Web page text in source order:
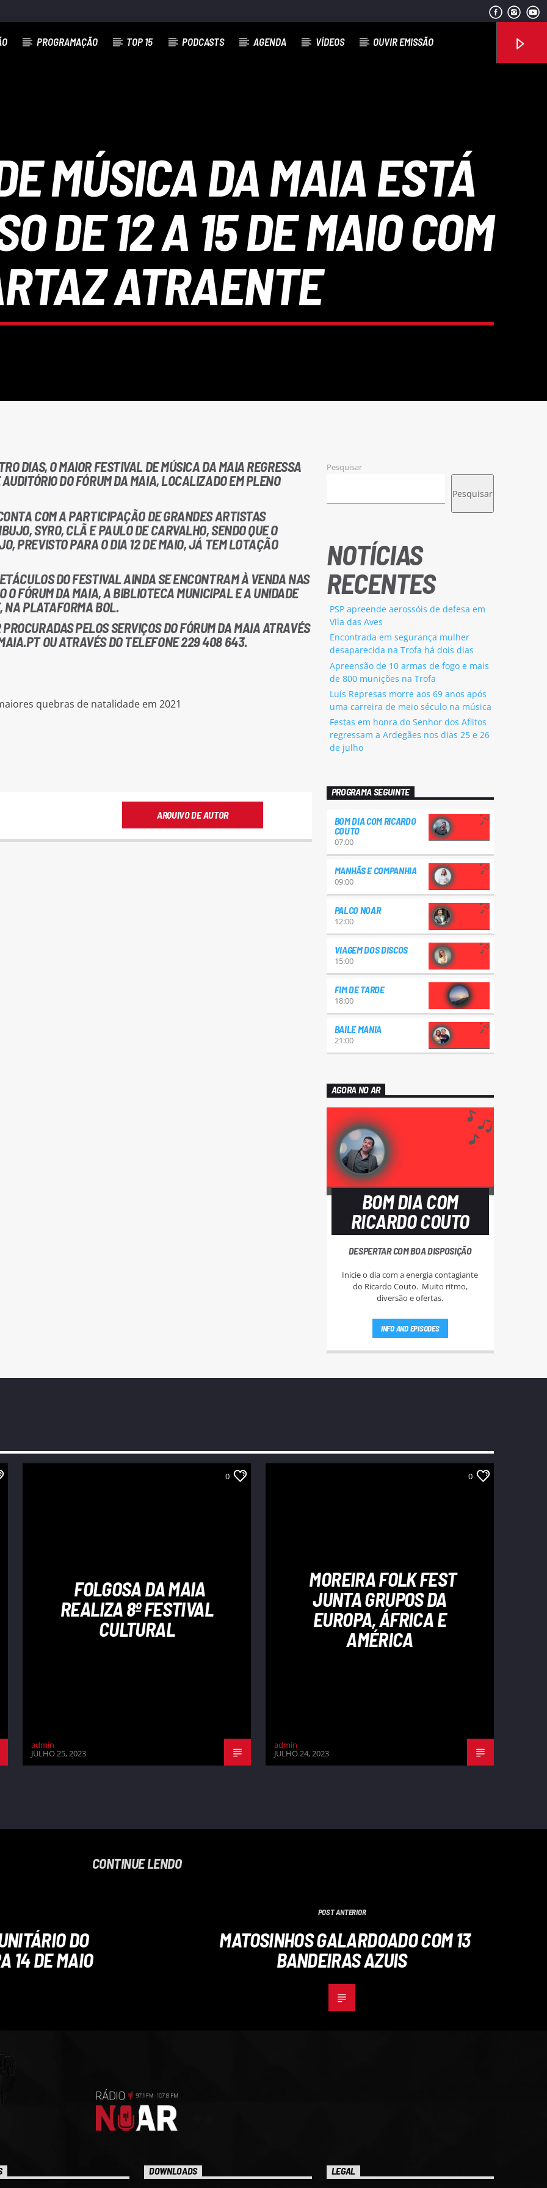
PROGRAMAÇÃO TOP 15 PODCASTS AGENDA VÍDEOS OUVIR EMISSÃO
MÚSICA DA MAIA ESTÁ
DE 12 A 15 DE MAIO COM
ATRAENTE
DIAS, O MAIOR FESTIVAL DE MÚSICA DA MAIA REGRESSA
DO FÓRUM DA MAIA, LOCALIZADO EM PLENO
COM A PARTICIPAÇÃO DE GRANDES ARTISTAS
SYRO, CLÃ E PAULO DE CARVALHO, SENDO QUE O
PREVISTO PARA O DIA 12 DE MAIO, JÁ TEM LOTAÇÃO
DO FESTIVAL AINDA SE ENCONTRAM À VENDA NAS
O FÓRUM DA MAIA, A BIBLIOTECA MUNICIPAL E A UNIDADE
NA PLATAFORMA BOL.
PELOS SERVIÇOS DO FÓRUM DA MAIA ATRAVÉS
OU ATRAVÉS DO TELEFONE 229 408 643.
ARQUIVO DE AUTOR
Pesquisar
Pesquisar
NOTÍCIAS
RECENTES
PSP apreende aerossóis de defesa em
Vila das Aves
Encontrada em segurança mulher
desaparecida na Trofa há dois dias
Apreensão de 10 armas de fogo e mais
de 800 munições na Trofa
Luís Represas morre aos 69 anos após
uma carreira de meio século na música
Festas em honra do Senhor dos Aflitos
regressam a Ardegães nos dias 25 e 26
de julho
PROGRAMA SEGUINTE
BOM DIA COM RICARDO
COUTO
07:00
MANHÃS E COMPANHIA
09:00
PALCO NOAR
12:00
VIAGEM DOS DISCOS
15:00
FIM DE TARDE
18:00
BAILE MANIA
21:00
AGORA NO AR
BOM DIA COM
RICARDO COUTO
DESPERTAR COM BOA DISPOSIÇÃO
Inicie o dia com a energia contagiante
do Ricardo Couto. Muito ritmo,
diversão e ofertas.
INFO AND EPISODES
0
FOLGOSA DA MAIA
REALIZA 8º FESTIVAL
CULTURAL
admin
JULHO 25, 2023
0
MOREIRA FOLK FEST
JUNTA GRUPOS DA
EUROPA, ÁFRICA E
AMÉRICA
admin
JULHO 24, 2023
CONTINUE LENDO
DO
14 DE MAIO
POST ANTERIOR
MATOSINHOS GALARDOADO COM 13
BANDEIRAS AZUIS
DOWNLOADS LEGAL